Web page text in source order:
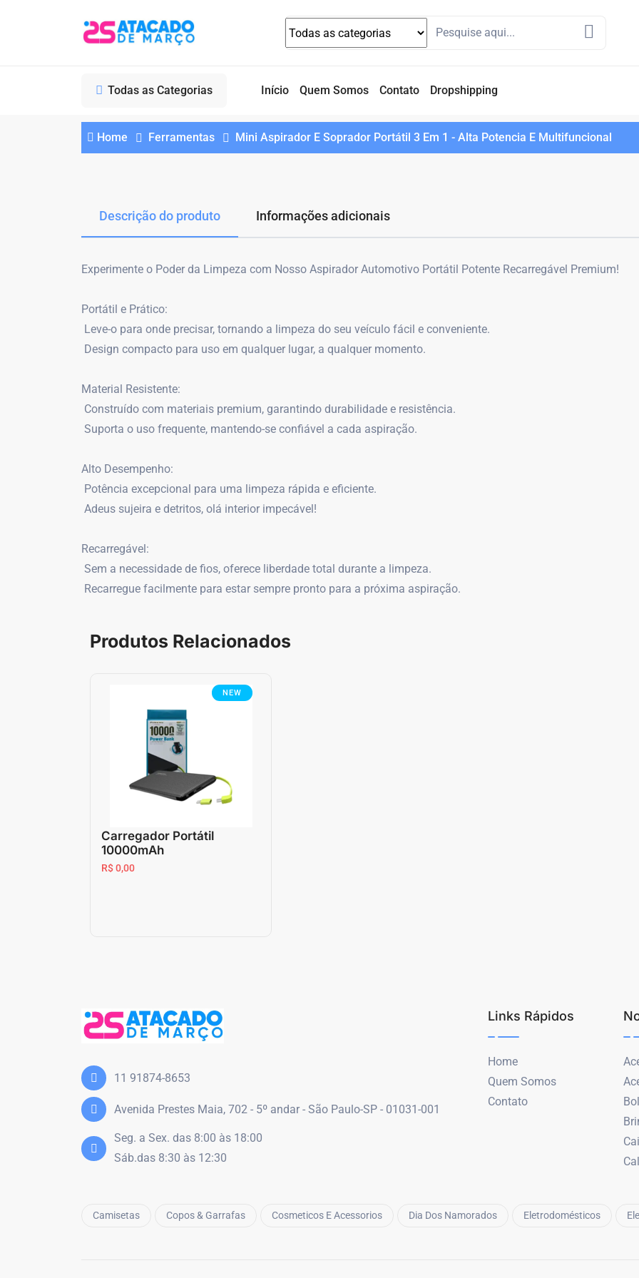
Todas as Categorias Início Quem Somos Contato Dropshipping
Home Ferramentas Mini Aspirador E Soprador Portátil 3 Em 1 - Alta Potencia E Multifuncional
Descrição do produto Informações adicionais
Experimente o Poder da Limpeza com Nosso Aspirador Automotivo Portátil Potente Recarregável Premium!
Portátil e Prático:
Leve-o para onde precisar, tornando a limpeza do seu veículo fácil e conveniente.
Design compacto para uso em qualquer lugar, a qualquer momento.
Material Resistente:
Construído com materiais premium, garantindo durabilidade e resistência.
Suporta o uso frequente, mantendo-se confiável a cada aspiração.
Alto Desempenho:
Potência excepcional para uma limpeza rápida e eficiente.
Adeus sujeira e detritos, olá interior impecável!
Recarregável:
Sem a necessidade de fios, oferece liberdade total durante a limpeza.
Recarregue facilmente para estar sempre pronto para a próxima aspiração.
Produtos Relacionados
NEW
Carregador Portátil
10000mAh
R$ 0,00
11 91874-8653
Avenida Prestes Maia, 702 - 5º andar - São Paulo-SP - 01031-001
Seg. a Sex. das 8:00 às 18:00
Sáb.das 8:30 às 12:30
Links Rápidos
Home
Quem Somos
Contato
Camisetas Copos & Garrafas Cosmeticos E Acessorios Dia Dos Namorados Eletrodomésticos